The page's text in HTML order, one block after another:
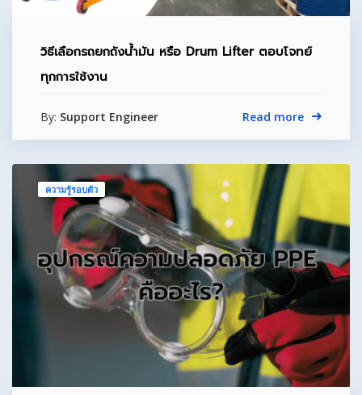
วิธีเลือกรถยกถังน้ำมัน หรือ Drum Lifter ตอบโจทย์
ทุกการใช้งาน
By: Support Engineer Read more
ความรู้รอบตัว